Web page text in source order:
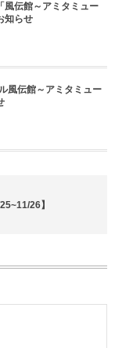
風伝館～アミタミュー
知らせ
風伝館～アミタミュー
26】